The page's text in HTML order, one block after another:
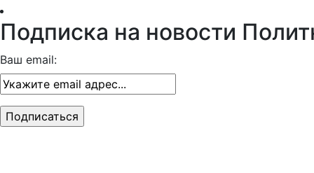
Подписка на новости
Ваш email: